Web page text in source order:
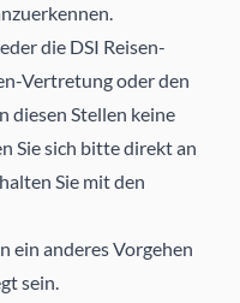
die DSI Reisen-
Vertretung oder den
diesen Stellen keine
Sie sich bitte direkt an
Sie mit den
ein anderes Vorgehen
sein.